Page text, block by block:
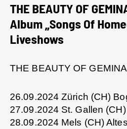
THE BEAUTY OF
Album „Songs Of
Liveshows
THE BEAUTY OF
26.09.2024 Zürich (CH)
27.09.2024 St. Gallen
28.09.2024 Mels (CH)